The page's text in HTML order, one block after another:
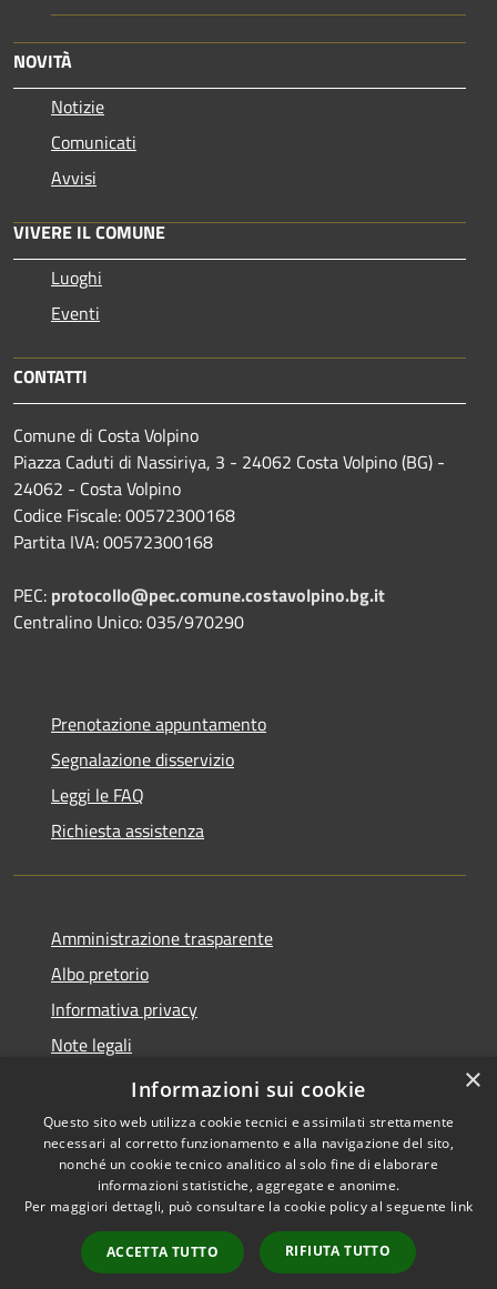
NOVITÀ
Notizie
Comunicati
Avvisi
VIVERE IL COMUNE
Luoghi
Eventi
CONTATTI
Comune di Costa Volpino
Piazza Caduti di Nassiriya, 3 - 24062 Costa Volpino (BG) -
24062 - Costa Volpino
Codice Fiscale: 00572300168
Partita IVA: 00572300168
PEC: protocollo@pec.comune.costavolpino.bg.it
Centralino Unico: 035/970290
Prenotazione appuntamento
Segnalazione disservizio
Leggi le FAQ
Richiesta assistenza
Amministrazione trasparente
Albo pretorio
Informativa privacy
Note legali
Dichiarazione di accessibilità
Accessibilità
Copyright © 2026 • Comune di
Costa Volpino • Powered by
Municipium•
Accesso
redazione
×
Informazioni sui cookie
Questo sito web utilizza cookie tecnici e assimilati strettamente
necessari al corretto funzionamento e alla navigazione del sito,
nonché un cookie tecnico analitico al solo fine di elaborare
informazioni statistiche, aggregate e anonime.
Per maggiori dettagli, può consultare la cookie policy al seguente link
ACCETTA TUTTO RIFIUTA TUTTO